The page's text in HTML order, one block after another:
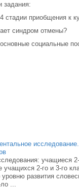
задания:
стадии приобщения к
синдром отмены?
социальные
учащиеся
2-го и 3-го
уровню развития
...